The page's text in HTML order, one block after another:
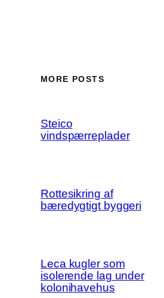
MORE POSTS
Steico
vindspærreplader
Rottesikring af
bæredygtigt byggeri
Leca kugler som
isolerende lag under
kolonihavehus